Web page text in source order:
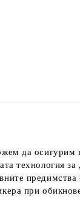
да
технология
при